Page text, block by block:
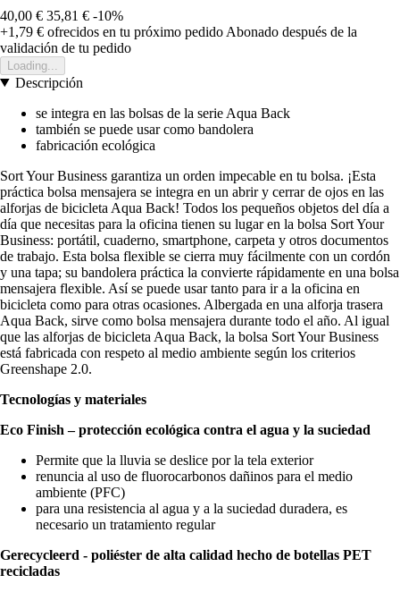
40,00 € 35,81 € -10%
+1,79 € ofrecidos en tu próximo pedido Abonado después de la
validación de tu pedido
Loading...
Descripción
se integra en las bolsas de la serie Aqua Back
también se puede usar como bandolera
fabricación ecológica
Sort Your Business garantiza un orden impecable en tu bolsa. ¡Esta
práctica bolsa mensajera se integra en un abrir y cerrar de ojos en las
alforjas de bicicleta Aqua Back! Todos los pequeños objetos del día a
día que necesitas para la oficina tienen su lugar en la bolsa Sort Your
Business: portátil, cuaderno, smartphone, carpeta y otros documentos
de trabajo. Esta bolsa flexible se cierra muy fácilmente con un cordón
y una tapa; su bandolera práctica la convierte rápidamente en una bolsa
mensajera flexible. Así se puede usar tanto para ir a la oficina en
bicicleta como para otras ocasiones. Albergada en una alforja trasera
Aqua Back, sirve como bolsa mensajera durante todo el año. Al igual
que las alforjas de bicicleta Aqua Back, la bolsa Sort Your Business
está fabricada con respeto al medio ambiente según los criterios
Greenshape 2.0.
Tecnologías y materiales
Eco Finish – protección ecológica contra el agua y la suciedad
Permite que la lluvia se deslice por la tela exterior
renuncia al uso de fluorocarbonos dañinos para el medio
ambiente (PFC)
para una resistencia al agua y a la suciedad duradera, es
necesario un tratamiento regular
Gerecycleerd - poliéster de alta calidad hecho de botellas PET
recicladas